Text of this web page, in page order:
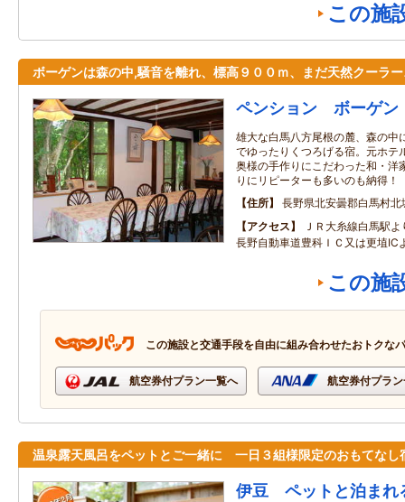
この施
ボーゲンは森の中,騒音を離れ、標高９００ｍ、まだ天然クーラー
ペンション ボーゲン
雄大な白馬八方尾根の麓、森の中
でゆったりくつろげる宿。元ホテ
奥様の手作りにこだわった和・洋
りにリピーターも多いのも納得！
住所
長野県北安曇郡白馬村
アクセス
ＪＲ大糸線白馬駅
長野自動車道豊科ＩＣ又は更埴IC
この施
この施設と交通手段を自由に組み合わせたおトクな
航空券付プラン一覧へ 航空券付プラ
温泉露天風呂をペットとご一緒に 一日３組様限定のおもてなし
伊豆 ペットと泊ま